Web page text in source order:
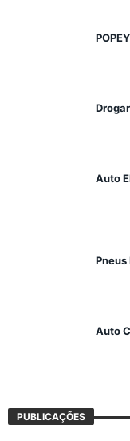
Auto
Auto
PUBLICAÇÕES